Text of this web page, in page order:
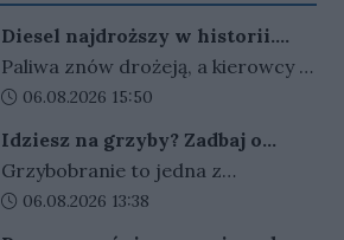
Diesel najdroższy w historii.
Rząd rozważa powrót osłon, ale
stawia warunek
Paliwa znów drożeją, a kierowcy z
niepokojem patrzą na ceny przy
powrotu osłon, ale decyzji wciąż
nie ma.
Data dodania artykułu:
06.08.2026 15:50
Idziesz na grzyby? Zadbaj o
telefon i orientację w terenie
Grzybobranie to jedna z
najbardziej lubianych polskich
Data dodania artykułu:
06.08.2026 13:38